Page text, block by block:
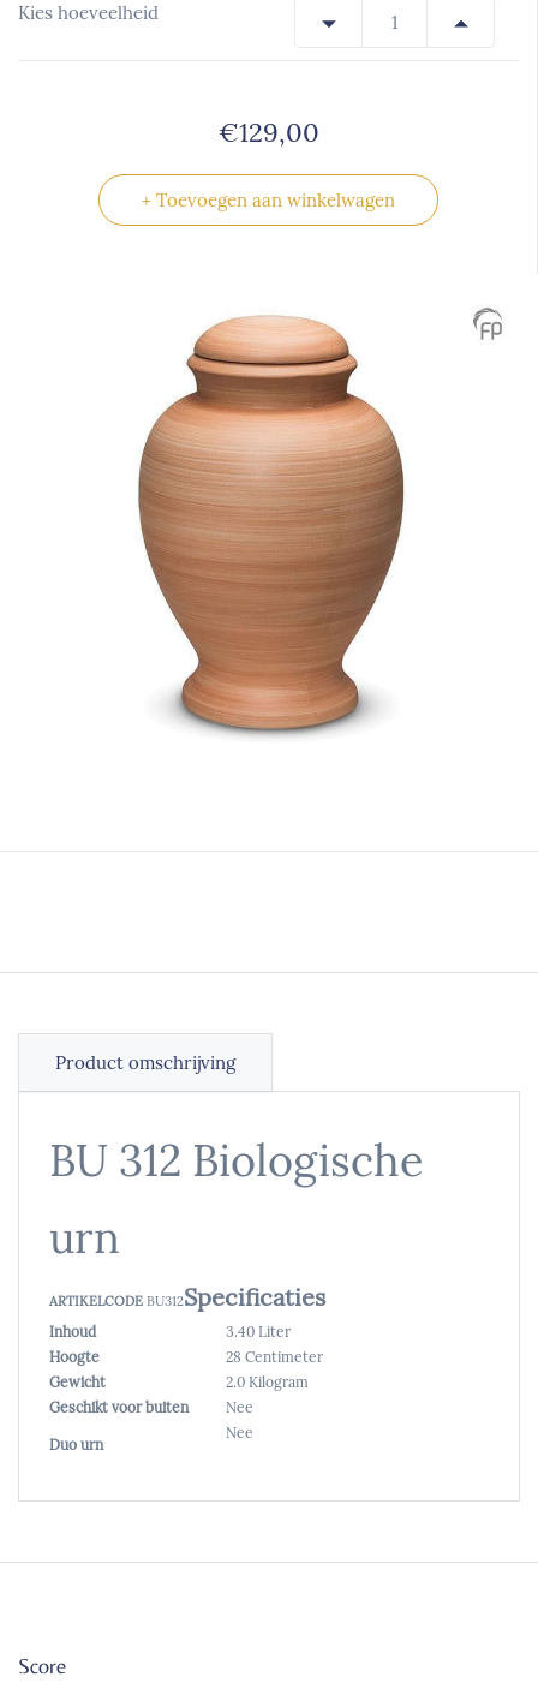
Kies hoeveelheid
€129,00
+ Toevoegen aan winkelwagen
Product omschrijving
BU 312 Biologische
urn
ARTIKELCODE BU312Specificaties
Inhoud
3.40 Liter
Hoogte
28 Centimeter
Gewicht
2.0 Kilogram
Geschikt voor buiten
Nee
Duo urn
Nee
Score